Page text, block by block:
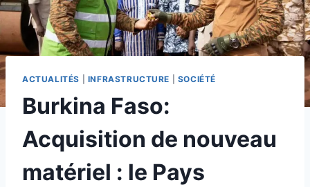
ACTUALITÉS INFRASTRUCTURE SOCIÉTÉ
Burkina Faso:
Acquisition de nouveau
matériel : le Pays